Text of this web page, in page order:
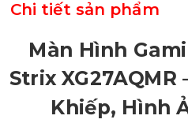
Chi tiết sản phẩm
Màn Hình
Strix
Khiếp, Hình